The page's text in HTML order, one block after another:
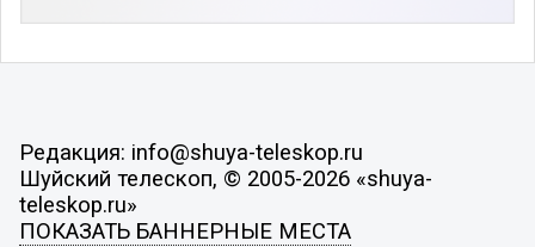
Редакция: info@shuya-teleskop.ru
Шуйский телескоп, © 2005-2026 «shuya-
teleskop.ru»
ПОКАЗАТЬ БАННЕРНЫЕ МЕСТА